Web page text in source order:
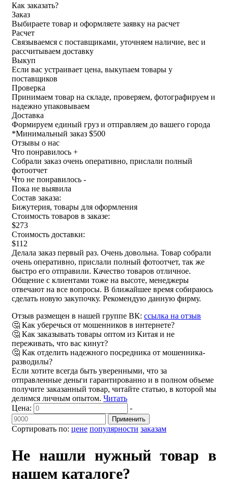
Как заказать?
Заказ
Выбираете товар и оформляете заявку на расчет
Расчет
Связываемся с поставщиками, уточняем наличие, вес и
рассчитываем доставку
Выкуп
Если вас устраивает цена, выкупаем товары у
поставщиков
Проверка
Принимаем товар на складе, проверяем, фотографируем и
надежно упаковываем
Доставка
Формируем единый груз и отправляем до вашего города
*Минимальный заказ $500
Отзывы о нас
Что понравилось +
Собрали заказ очень оперативно, прислали полный
фотоотчет
Что не понравилось -
Пока не выявила
Состав заказа:
Бижутерия, товары для оформления
Стоимость товаров в заказе:
$273
Стоимость доставки:
$112
Делала заказ первый раз. Очень довольна. Товар собрали
очень оперативно, прислали полный фотоотчет, так же
быстро его отправили. Качество товаров отличное.
Общение с клиентами тоже на высоте, менеджеры
отвечают на все вопросы. В ближайшее время собираюсь
сделать новую закупочку. Рекомендую данную фирму.
Отзыв размещен в нашей группе ВК: ссылка на отзыв
🤔 Как уберечься от мошенников в интернете?
🤔 Как заказывать товары оптом из Китая и не
переживать, что вас кинут?
🤔 Как отделить надежного посредника от мошенника-
разводилы?
Если хотите всегда быть уверенными, что за
отправленные деньги гарантированно и в полном объеме
получите заказанный товар, читайте статью, в которой мы
делимся личным опытом. Читать
Сортировать по: цене популярности заказам
Цена: -
Применить
Не нашли нужный товар в
нашем каталоге?